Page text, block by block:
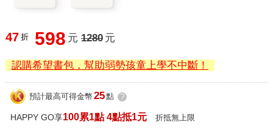
47 折 598 元 1280 元
認購希望書包，幫助弱勢孩童上學不中斷！
預計最高可得金幣 25點 ?
HAPPY GO享100累1點 4點抵1元 折抵無上限